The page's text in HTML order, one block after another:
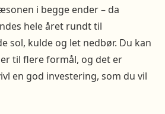
i begge ender – da
hele året rundt til
sol, kulde og let nedbør. Du kan
til flere formål, og det er
en god investering, som du vil